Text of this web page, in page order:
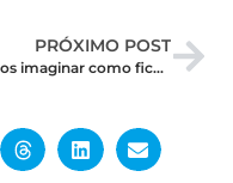
PRÓXIMO POST
Vamos imaginar como ficariam as três principais chapas – completas – para a disputa de 2026 no RN